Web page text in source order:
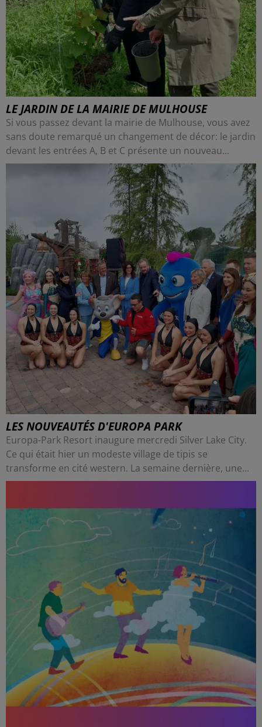
LE JARDIN DE LA MAIRIE DE MULHOUSE
Si vous passez devant la mairie de Mulhouse, vous avez
sans doute remarqué un changement de décor: le jardin
devant les entrées A, B et C présente un nouveau...
LES NOUVEAUTÉS D'EUROPA PARK
Europa-Park Resort inaugure mercredi Silver Lake City.
Ce qui était hier un modeste village de tipis se
transforme en cité western. La semaine dernière, une...